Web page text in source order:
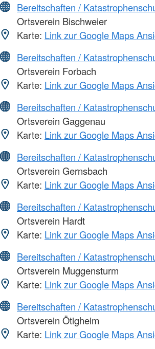
Bereitschaften /
Ortsverein Bischweier
Karte: Link zur Google Maps
Bereitschaften /
Ortsverein Forbach
Karte: Link zur Google Maps
Bereitschaften /
Ortsverein Gaggenau
Karte: Link zur Google Maps
Bereitschaften /
Ortsverein Gernsbach
Karte: Link zur Google Maps
Bereitschaften /
Ortsverein Hardt
Karte: Link zur Google Maps
Bereitschaften /
Ortsverein Muggensturm
Karte: Link zur Google Maps
Bereitschaften /
Ortsverein Ötigheim
Karte: Link zur Google Maps